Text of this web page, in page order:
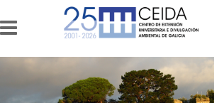
Ir o contido principal